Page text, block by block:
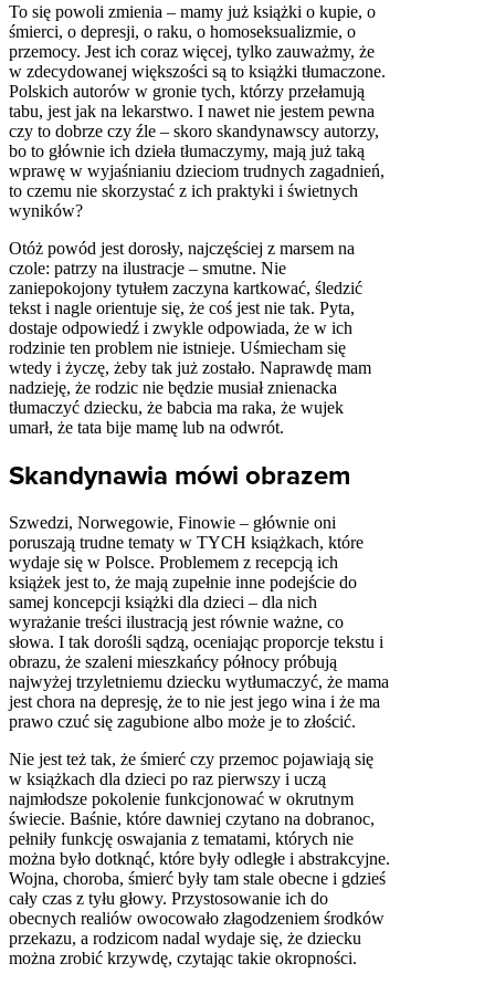
To się powoli zmienia – mamy już książki o kupie, o
śmierci, o depresji, o raku, o homoseksualizmie, o
przemocy. Jest ich coraz więcej, tylko zauważmy, że
w zdecydowanej większości są to książki tłumaczone.
Polskich autorów w gronie tych, którzy przełamują
tabu, jest jak na lekarstwo. I nawet nie jestem pewna
czy to dobrze czy źle – skoro skandynawscy autorzy,
bo to głównie ich dzieła tłumaczymy, mają już taką
wprawę w wyjaśnianiu dzieciom trudnych zagadnień,
to czemu nie skorzystać z ich praktyki i świetnych
wyników?
Otóż powód jest dorosły, najczęściej z marsem na
czole: patrzy na ilustracje – smutne. Nie
zaniepokojony tytułem zaczyna kartkować, śledzić
tekst i nagle orientuje się, że coś jest nie tak. Pyta,
dostaje odpowiedź i zwykle odpowiada, że w ich
rodzinie ten problem nie istnieje. Uśmiecham się
wtedy i życzę, żeby tak już zostało. Naprawdę mam
nadzieję, że rodzic nie będzie musiał znienacka
tłumaczyć dziecku, że babcia ma raka, że wujek
umarł, że tata bije mamę lub na odwrót.
Skandynawia mówi obrazem
Szwedzi, Norwegowie, Finowie – głównie oni
poruszają trudne tematy w TYCH książkach, które
wydaje się w Polsce. Problemem z recepcją ich
książek jest to, że mają zupełnie inne podejście do
samej koncepcji książki dla dzieci – dla nich
wyrażanie treści ilustracją jest równie ważne, co
słowa. I tak dorośli sądzą, oceniając proporcje tekstu i
obrazu, że szaleni mieszkańcy północy próbują
najwyżej trzyletniemu dziecku wytłumaczyć, że mama
jest chora na depresję, że to nie jest jego wina i że ma
prawo czuć się zagubione albo może je to złościć.
Nie jest też tak, że śmierć czy przemoc pojawiają się
w książkach dla dzieci po raz pierwszy i uczą
najmłodsze pokolenie funkcjonować w okrutnym
świecie. Baśnie, które dawniej czytano na dobranoc,
pełniły funkcję oswajania z tematami, których nie
można było dotknąć, które były odległe i abstrakcyjne.
Wojna, choroba, śmierć były tam stale obecne i gdzieś
cały czas z tyłu głowy. Przystosowanie ich do
obecnych realiów owocowało złagodzeniem środków
przekazu, a rodzicom nadal wydaje się, że dziecku
można zrobić krzywdę, czytając takie okropności.